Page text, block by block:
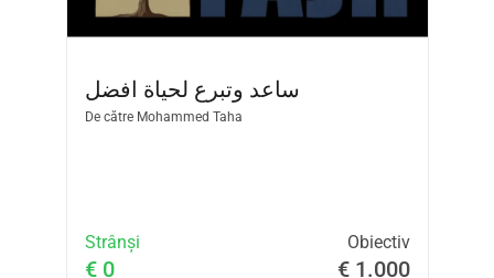
ساعد وتبرع لحياة افضل
De cătreMohammed Taha
Strânși Obiectiv
€ 0 € 1.000